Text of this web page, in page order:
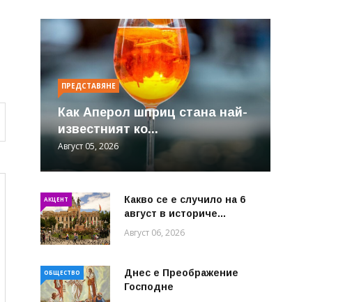
ПРЕДСТАВЯНЕ
Как Аперол шприц стана най-
известният ко...
Август 05, 2026
АКЦЕНТ
Какво се е случило на 6
август в историче...
Август 06, 2026
ОБЩЕСТВО
Днес е Преображение
Господне